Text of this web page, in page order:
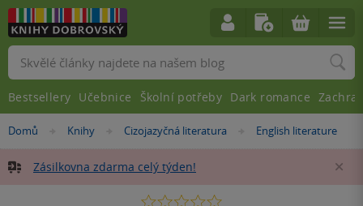
Nacházíte
zde:
Domů »
Knihy »
Cizojazyčná literatura »
English literature
Zásilkovna zdarma celý týden!
0.0
Vyhledávání
Bestsellery Učebnice Školní potřeby Dark romance